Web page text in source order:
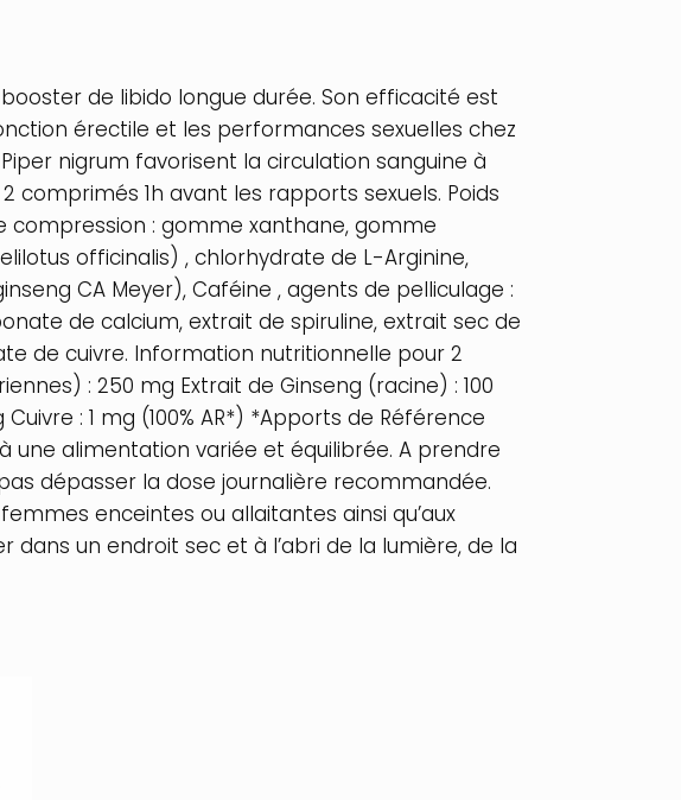
de libido longue durée. Son efficacité est
érectile et les performances sexuelles chez
nigrum favorisent la circulation sanguine à
comprimés 1h avant les rapports sexuels. Poids
compression : gomme xanthane, gomme
officinalis) , chlorhydrate de L-Arginine,
CA Meyer), Caféine , agents de pelliculage :
de calcium, extrait de spiruline, extrait sec de
de cuivre. Information nutritionnelle pour 2
: 250 mg Extrait de Ginseng (racine) : 100
: 1 mg (100% AR*) *Apports de Référence
une alimentation variée et équilibrée. A prendre
dépasser la dose journalière recommandée.
enceintes ou allaitantes ainsi qu’aux
un endroit sec et à l’abri de la lumière, de la